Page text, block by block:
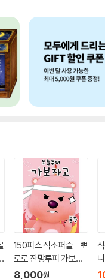
150피스 직소퍼즐 - 뽀
로로 잔망루피 가보자
고
8,000원